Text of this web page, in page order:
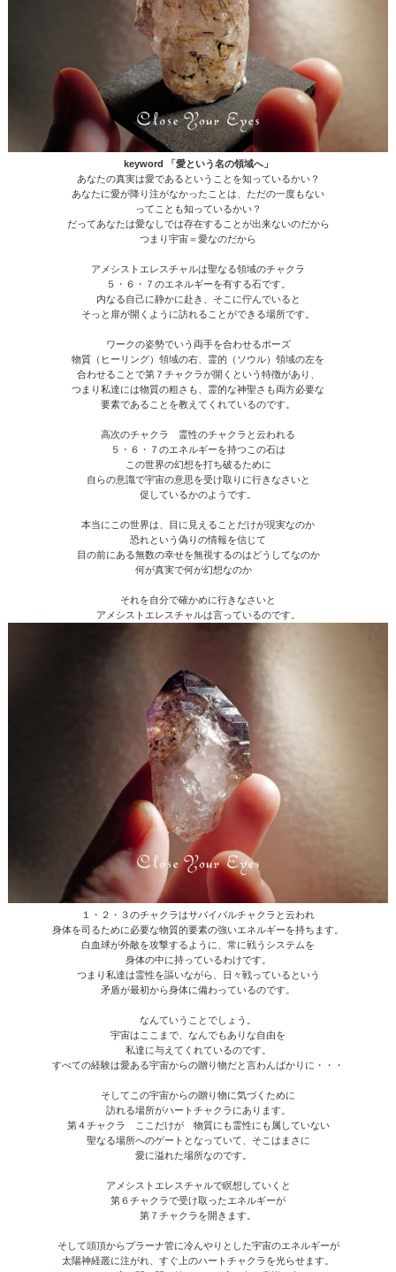
keyword 「愛という名の領域へ」
あなたの真実は愛であるということを知っているかい？
あなたに愛が降り注がなかったことは、ただの一度もない
ってことも知っているかい？
だってあなたは愛なしでは存在することが出来ないのだから
つまり宇宙＝愛なのだから
アメシストエレスチャルは聖なる領域のチャクラ
５・６・７のエネルギーを有する石です。
内なる自己に静かに赴き、そこに佇んでいると
そっと扉が開くように訪れることができる場所です。
ワークの姿勢でいう両手を合わせるポーズ
物質（ヒーリング）領域の右、霊的（ソウル）領域の左を
合わせることで第７チャクラが開くという特徴があり、
つまり私達には物質の粗さも、霊的な神聖さも両方必要な
要素であることを教えてくれているのです。
高次のチャクラ 霊性のチャクラと云われる
５・６・７のエネルギーを持つこの石は
この世界の幻想を打ち破るために
自らの意識で宇宙の意思を受け取りに行きなさいと
促しているかのようです。
本当にこの世界は、目に見えることだけが現実なのか
恐れという偽りの情報を信じて
目の前にある無数の幸せを無視するのはどうしてなのか
何が真実で何が幻想なのか
それを自分で確かめに行きなさいと
アメシストエレスチャルは言っているのです。
１・２・３のチャクラはサバイバルチャクラと云われ
身体を司るために必要な物質的要素の強いエネルギーを持ちます。
白血球が外敵を攻撃するように、常に戦うシステムを
身体の中に持っているわけです。
つまり私達は霊性を謳いながら、日々戦っているという
矛盾が最初から身体に備わっているのです。
なんていうことでしょう。
宇宙はここまで、なんでもありな自由を
私達に与えてくれているのです。
すべての経験は愛ある宇宙からの贈り物だと言わんばかりに・・・
そしてこの宇宙からの贈り物に気づくために
訪れる場所がハートチャクラにあります。
第４チャクラ ここだけが 物質にも霊性にも属していない
聖なる場所へのゲートとなっていて、そこはまさに
愛に溢れた場所なのです。
アメシストエレスチャルで瞑想していくと
第６チャクラで受け取ったエネルギーが
第７チャクラを開きます。
そして頭頂からプラーナ管に冷んやりとした宇宙のエネルギーが
太陽神経叢に注がれ、すぐ上のハートチャクラを光らせます。